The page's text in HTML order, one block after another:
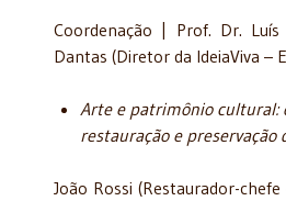
Coordenação | Prof. Dr.
Dantas (Diretor da IdeiaViva –
Arte e patrimônio cultural:
restauração e preservação
João Rossi (Restaurador-